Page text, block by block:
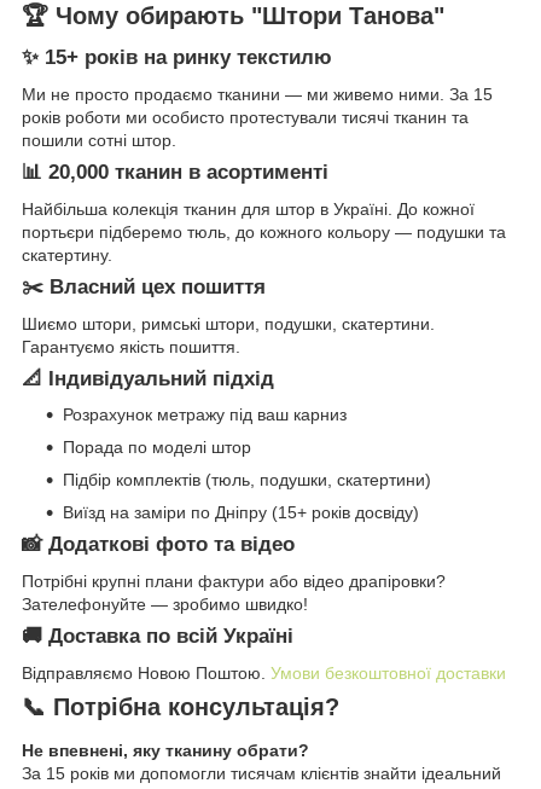
🏆 Чому обирають "Штори Танова"
✨ 15+ років на ринку текстилю
Ми не просто продаємо тканини — ми живемо ними. За 15
років роботи ми особисто протестували тисячі тканин та
пошили сотні штор.
📊 20,000 тканин в асортименті
Найбільша колекція тканин для штор в Україні. До кожної
портьєри підберемо тюль, до кожного кольору — подушки та
скатертину.
✂️ Власний цех пошиття
Шиємо штори, римські штори, подушки, скатертини.
Гарантуємо якість пошиття.
📐 Індивідуальний підхід
Розрахунок метражу під ваш карниз
Порада по моделі штор
Підбір комплектів (тюль, подушки, скатертини)
Виїзд на заміри по Дніпру (15+ років досвіду)
📸 Додаткові фото та відео
Потрібні крупні плани фактури або відео драпіровки?
Зателефонуйте — зробимо швидко!
🚚 Доставка по всій Україні
Відправляємо Новою Поштою. Умови безкоштовної доставки
📞 Потрібна консультація?
Не впевнені, яку тканину обрати?
За 15 років ми допомогли тисячам клієнтів знайти ідеальний